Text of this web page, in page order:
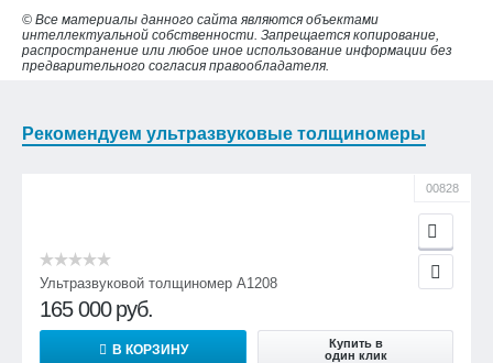
© Все материалы данного сайта являются объектами
интеллектуальной собственности. Запрещается копирование,
распространение или любое иное использование информации без
предварительного согласия правообладателя.
Рекомендуем ультразвуковые толщиномеры
00828
Ультразвуковой толщиномер А1208
165 000 руб.
В КОРЗИНУ
Купить в
один клик